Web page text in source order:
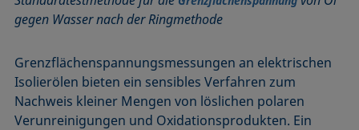
ASTM D1590-60
ASTM D5946-17
ASTM D7334-08
ASTM D7490-13
ISO 4311-79
ISO 6889-86
ISO 15989
ISO 16672:2020
gegen Wasser nach der Ringmethode
Grenzflächenspannungsmessungen an elektrischen
Isolierölen bieten ein sensibles Verfahren zum
Nachweis kleiner Mengen von löslichen polaren
Verunreinigungen und Oxidationsprodukten. Ein